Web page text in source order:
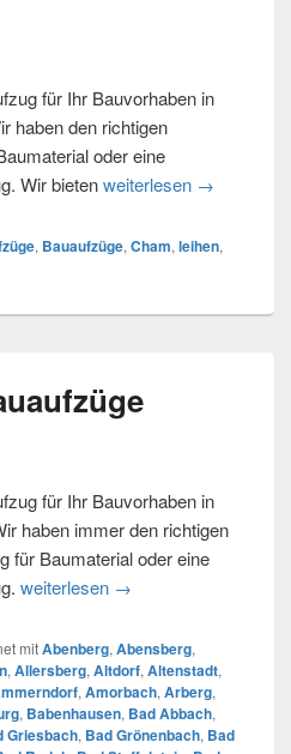
für Ihr Bauvorhaben in
haben den richtigen
oder eine
Wir bietenweiterlesen Bauaufzug
→
, Bauaufzüge, Cham, leihen,
für Ihr Bauvorhaben in
haben immer den richtigen
für Baumaterial oder eine
weiterlesen Unser Einzugsgebiet
→
mitAbenberg, Abensberg,
, Allersberg, Altdorf, Altenstadt,
, Amorbach, Arberg,
, Babenhausen, Bad Abbach,
Griesbach, Bad Grönenbach, Bad